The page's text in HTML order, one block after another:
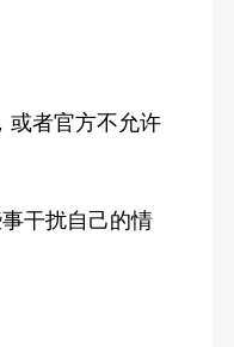
或者官方不允许
干扰自己的情